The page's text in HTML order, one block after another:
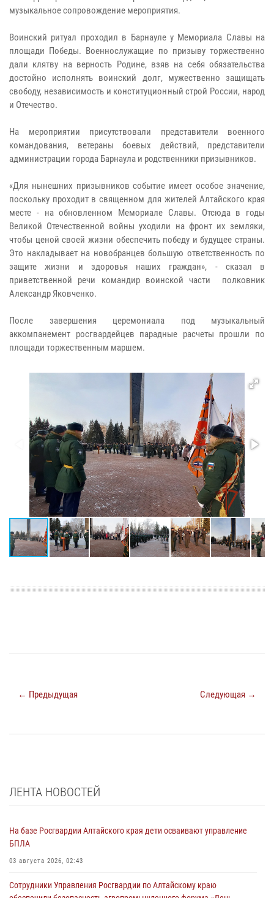
музыкальное сопровождение мероприятия.
Воинский ритуал проходил в Барнауле у Мемориала Славы на
площади Победы. Военнослужащие по призыву торжественно
дали клятву на верность Родине, взяв на себя обязательства
достойно исполнять воинский долг, мужественно защищать
свободу, независимость и конституционный строй России, народ
и Отечество.
На мероприятии присутствовали представители военного
командования, ветераны боевых действий, представители
администрации города Барнаула и родственники призывников.
«Для нынешних призывников событие имеет особое значение,
поскольку проходит в священном для жителей Алтайского края
месте - на обновленном Мемориале Славы. Отсюда в годы
Великой Отечественной войны уходили на фронт их земляки,
чтобы ценой своей жизни обеспечить победу и будущее страны.
Это накладывает на новобранцев большую ответственность по
защите жизни и здоровья наших граждан», - сказал в
приветственной речи командир воинской части полковник
Александр Яковченко.
После завершения церемониала под музыкальный
аккомпанемент росгвардейцев парадные расчеты прошли по
площади торжественным маршем.
← Предыдущая Следующая →
ЛЕНТА НОВОСТЕЙ
На базе Росгвардии Алтайского края дети осваивают управление
БПЛА
03 августа 2026, 02:43
Сотрудники Управления Росгвардии по Алтайскому краю